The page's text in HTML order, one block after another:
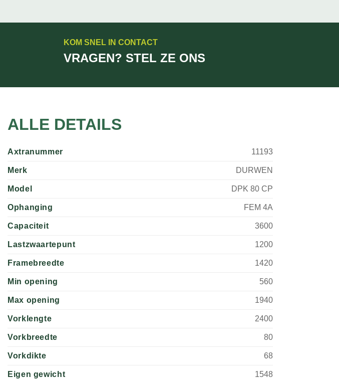
KOM SNEL IN CONTACT
VRAGEN? STEL ZE ONS
ALLE DETAILS
Axtranummer 11193
Merk DURWEN
Model DPK 80 CP
Ophanging FEM 4A
Capaciteit 3600
Lastzwaartepunt 1200
Framebreedte 1420
Min opening 560
Max opening 1940
Vorklengte 2400
Vorkbreedte 80
Vorkdikte 68
Eigen gewicht 1548